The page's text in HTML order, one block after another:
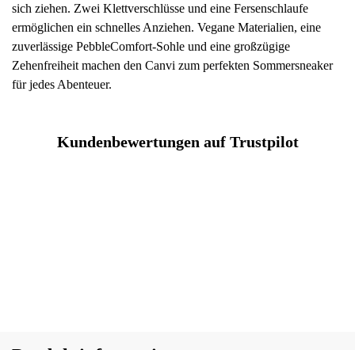
sich ziehen. Zwei Klettverschlüsse und eine Fersenschlaufe
ermöglichen ein schnelles Anziehen. Vegane Materialien, eine
zuverlässige PebbleComfort-Sohle und eine großzügige
Zehenfreiheit machen den Canvi zum perfekten Sommersneaker
für jedes Abenteuer.
Kundenbewertungen auf Trustpilot